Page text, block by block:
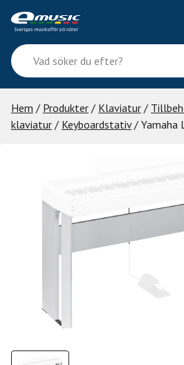
content
Vad
söker
du
efter?
Hem / Produkter / Klaviatur /
klaviatur / Keyboardstativ/ Yamaha